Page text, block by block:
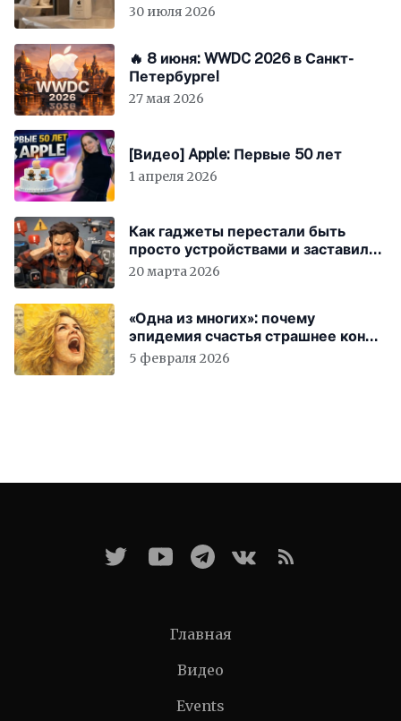
30 июля 2026
🔥 8 июня: WWDC 2026 в Санкт-
Петербурге!
27 мая 2026
[Видео] Apple: Первые 50 лет
1 апреля 2026
Как гаджеты перестали быть
просто устройствами и заставили
вас бесплатно работать
20 марта 2026
«Одна из многих»: почему
эпидемия счастья страшнее конца
света
5 февраля 2026
Главная
Видео
Events